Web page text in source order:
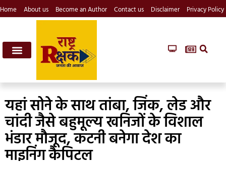
Home About us Become an Author Contact us Disclaimer Privacy Policy
यहां सोने के साथ तांबा, जिंक, लेड और
चांदी जैसे बहुमूल्य खनिजों के विशाल
भंडार मौजूद, कटनी बनेगा देश का
माइनिंग कैपिटल